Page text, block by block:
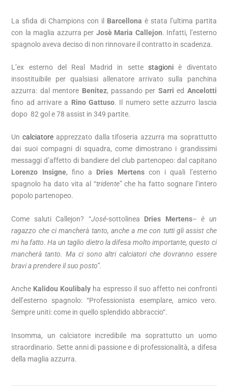
La sfida di Champions con il Barcellona è stata l’ultima partita
con la maglia azzurra per Josè Maria Callejon. Infatti, l’esterno
spagnolo aveva deciso di non rinnovare il contratto in scadenza.
L’ex esterno del Real Madrid in sette stagioniè diventato
insostituibile per qualsiasi allenatore arrivato sulla panchina
azzurra: dal mentore Benitez, passando per Sarri ed Ancelotti
fino ad arrivare a Rino Gattuso. Il numero sette azzurro lascia
dopo 82 gol e 78 assist in 349 partite.
Uncalciatore apprezzato dalla tifoseria azzurra ma soprattutto
dai suoi compagni di squadra, come dimostrano i grandissimi
messaggi d’affetto di bandiere del club partenopeo: dal capitano
Lorenzo Insigne, fino a Dries Mertenscon i quali l’esterno
spagnolo ha dato vita al “tridente” che ha fatto sognare l’intero
popolo partenopeo.
Come saluti Callejon? “José-sottolinea Dries Mertens–è un
ragazzo che ci mancherà tanto, anche a me con tutti gli assist che
mi ha fatto. Ha un taglio dietro la difesa molto importante, questo ci
mancherà tanto. Ma ci sono altri calciatori che dovranno essere
bravi a prendere il suo posto”.
Anche Kalidou Koulibaly ha espresso il suo affetto nei confronti
dell’esterno spagnolo: “Professionista esemplare, amico vero.
Sempre uniti: come in quello splendido abbraccio“.
Insomma, un calciatore incredibile ma soprattutto un uomo
straordinario. Sette anni di passione e di professionalità, a difesa
della maglia azzurra.